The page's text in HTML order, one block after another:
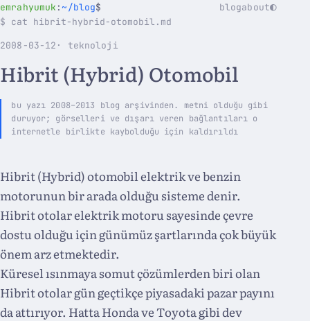
emrahyumuk : ~/blog$ blogabout◐
$ cat hibrit-hybrid-otomobil.md
2008-03-12 · teknoloji
Hibrit (Hybrid) Otomobil
bu yazı 2008–2013 blog arşivinden. metni olduğu gibi
duruyor; görselleri ve dışarı veren bağlantıları o
internetle birlikte kaybolduğu için kaldırıldı
Hibrit (Hybrid) otomobil elektrik ve benzin
motorunun bir arada olduğu sisteme denir.
Hibrit otolar elektrik motoru sayesinde çevre
dostu olduğu için günümüz şartlarında çok büyük
önem arz etmektedir.
Küresel ısınmaya somut çözümlerden biri olan
Hibrit otolar gün geçtikçe piyasadaki pazar payını
da attırıyor. Hatta Honda ve Toyota gibi dev